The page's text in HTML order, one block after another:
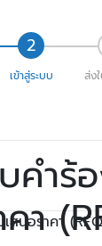
เข้าสู่ระบบ ส่ง
คำร้
า
สนอราคา